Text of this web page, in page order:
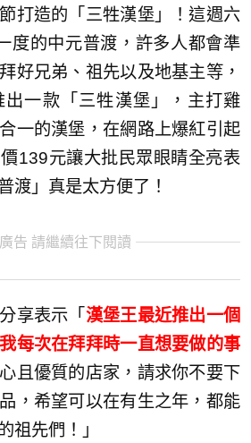
打造的「三牲漢堡」！這週六
度的中元普渡，許多人都會準
好兄弟、祖先以及地基主等，
一款「三牲漢堡」，主打雞
一的漢堡，在網路上爆紅引起
139元讓大批民眾眼睛全亮表
渡」真是太方便了！
告 請繼續往下閱讀
享表示「 漢堡王最近推出一個
每次在拜拜時一直想要做的事
且優質的店家，請求你不要下
，希望可以在有生之年，都能
祖先們！」